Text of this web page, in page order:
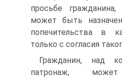
просьбе
может быть
попечительства в
только с согласия
Гражданин, над
патронаж, может